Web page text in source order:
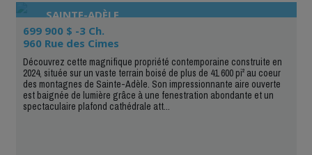
SAINTE-ADÈLE
699 900 $ -3 Ch.
960 Rue des Cimes
Découvrez cette magnifique propriété contemporaine construite en
2024, située sur un vaste terrain boisé de plus de 41 600 pi² au coeur
des montagnes de Sainte-Adèle. Son impressionnante aire ouverte
est baignée de lumière grâce à une fenestration abondante et un
spectaculaire plafond cathédrale att...